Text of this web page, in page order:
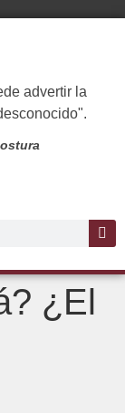
advertir la
¿El